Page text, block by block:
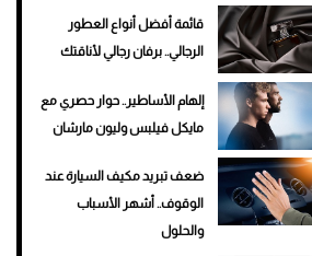
قائمة أفضل أنواع العطور
الرجالي.. برفان رجالي لأناقتك
إلهام الأساطير.. حوار حصري مع
مايكل فيلبس وليون مارشان
ضعف تبريد مكيف السيارة عند
الوقوف.. أشهر الأسباب
والحلول